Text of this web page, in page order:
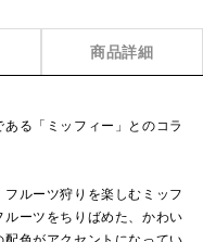
商品詳細
る「ミッフィー」とのコラ
ルーツ狩りを楽しむミッフ
ーツをちりばめた、かわい